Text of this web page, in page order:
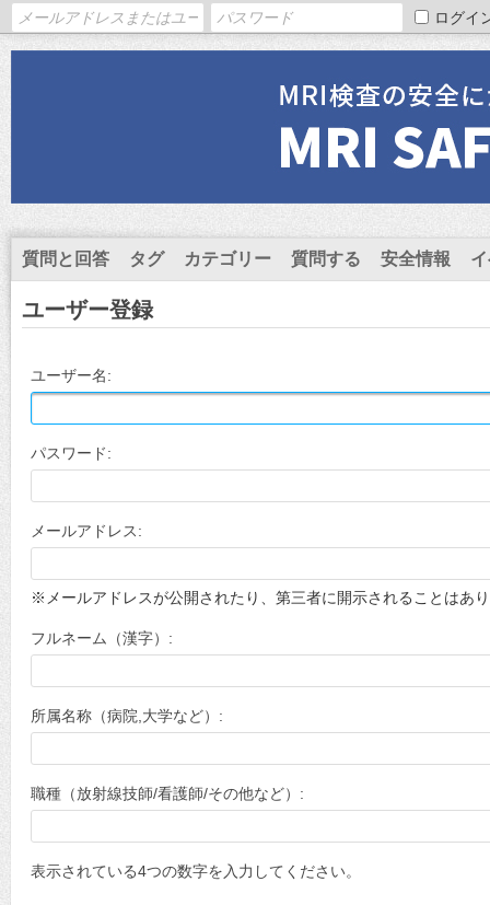
ログイ
質問と回答 タグ カテゴリー 質問する 安全情報
ユーザー登録
ユーザー名:
パスワード:
メールアドレス:
※メールアドレスが公開されたり、第三者に開示されることはあ
フルネーム（漢字）:
所属名称（病院,大学など）:
職種（放射線技師/看護師/その他など）:
表示されている4つの数字を入力してください。